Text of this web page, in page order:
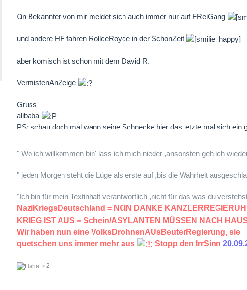
€in Bekannter von mir meldet sich auch immer nur auf FReiGang
und andere HF fahren RollceRoyce in der SchonZeit
aber komisch ist schon mit dem David R.
VermistenAnZeige
Gruss
alibaba
PS: schau doch mal wann seine Schnecke hier das letzte mal sich ein
" Wo ich willkommen bin' lass ich mich nieder ,ansonsten geh ich
" jeden Morgen steht die Lüge als erste auf ,bis die Wahrheit
"Ich bin für mein Textinhalt verantwortlich ,nicht für das was du
NaziKriegsDeutschland = N€IN DANKE
KRIEG IST AUS = Schein/ASYLANTEN MÜSSEN NACH HAUS
Wir haben nun eine VolksDrohnenAUsBeuterRegierung, sie
quetschen uns immer mehr aus
Stopp den IrrSinn
2